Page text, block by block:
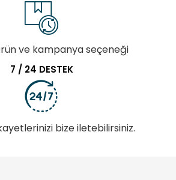
ve kampanya seçeneği
7 / 24 DESTEK
bize iletebilirsiniz.